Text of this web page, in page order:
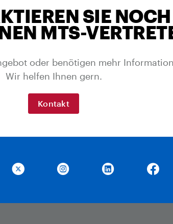
SIE NOCH
MTS-
oder benötigen mehr
Wir helfen Ihnen gern.
Kontakt